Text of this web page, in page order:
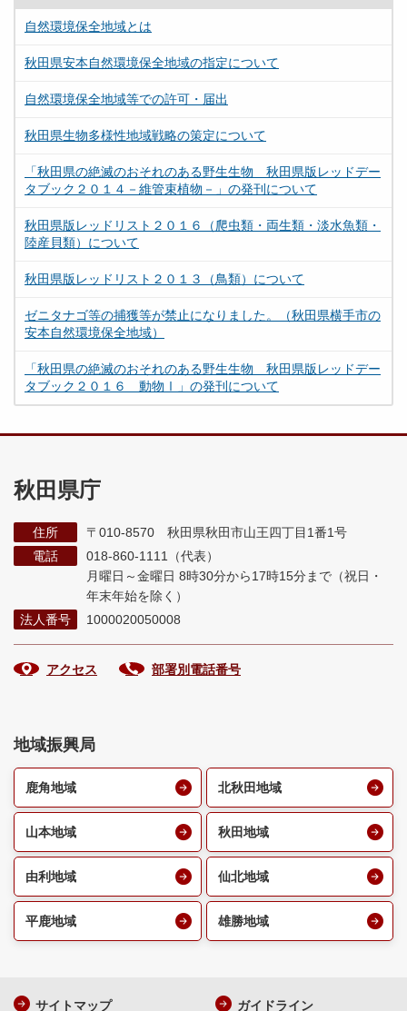
自然環境保全地域とは
秋田県安本自然環境保全地域の指定について
自然環境保全地域等での許可・届出
秋田県生物多様性地域戦略の策定について
「秋田県の絶滅のおそれのある野生生物 秋田県版レッドデー
タブック２０１４－維管束植物－」の発刊について
秋田県版レッドリスト２０１６（爬虫類・両生類・淡水魚類・
陸産貝類）について
秋田県版レッドリスト２０１３（鳥類）について
ゼニタナゴ等の捕獲等が禁止になりました。（秋田県横手市の
安本自然環境保全地域）
「秋田県の絶滅のおそれのある野生生物 秋田県版レッドデー
タブック２０１６ 動物Ⅰ」の発刊について
秋田県庁
住所
〒010-8570 秋田県秋田市山王四丁目1番1号
電話
018-860-1111（代表）
月曜日～金曜日 8時30分から17時15分まで （祝日・
年末年始を除く）
法人番号
1000020050008
アクセス 部署別電話番号
地域振興局
鹿角地域 北秋田地域
山本地域 秋田地域
由利地域 仙北地域
平鹿地域 雄勝地域
サイトマップ ガイドライン